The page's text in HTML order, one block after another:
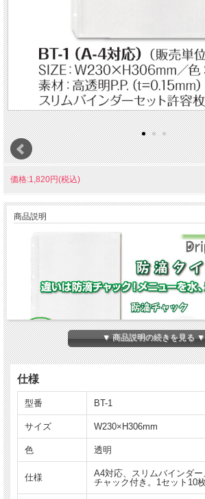
価格:1,820円(税込)
商品説明
違いは防滴チャック！メニューを
ります！
高透明P.P.製の中ビニールに待望の防滴タイプが加わり
た時など、メニューを汚れから守ります。
▼ 商品説明の続きを見る ▼
仕様
型番 BT-1
サイズ W230×H306mm
色 透明
仕様
A4対応、スリムバインダ
チャック付き。1セット10枚